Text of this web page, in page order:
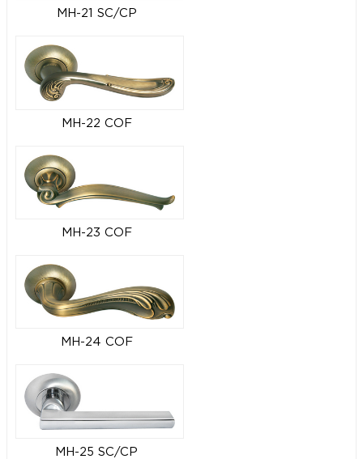
MH-21 SC/CP
MH-22 COF
MH-23 COF
MH-24 COF
MH-25 SC/CP